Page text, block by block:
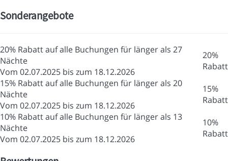
Sonderangebote
20% Rabatt auf alle Buchungen für länger als 27
Nächte
Vom 02.07.2025 bis zum 18.12.2026
20%
Rabatt
15% Rabatt auf alle Buchungen für länger als 20
Nächte
Vom 02.07.2025 bis zum 18.12.2026
15%
Rabatt
10% Rabatt auf alle Buchungen für länger als 13
Nächte
Vom 02.07.2025 bis zum 18.12.2026
10%
Rabatt